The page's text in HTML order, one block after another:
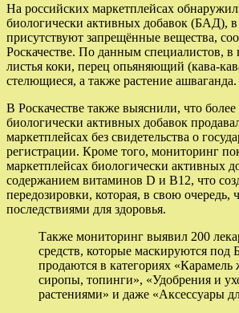
На российских маркетплейсах
биологически активных добавок (БАД), в
присутствуют запрещённые вещества,
Роскачестве. По данным специалистов,
листья коки, перец опьяняющий (кава-
стелющиеся, а также растение ашваганда.
В Роскачестве также выяснили, что более
биологически активных добавок
маркетплейсах без свидетельства о
регистрации. Кроме того, мониторинг
маркетплейсах биологически активных
содержанием витаминов D и B12, что
передозировки, которая, в свою очередь,
последствиями для здоровья.
Также мониторинг выявил 200
средств, которые маскируются
продаются в категориях «Карамель
сиропы, топинги», «Удобрения и
растениями» и даже «Аксессуары